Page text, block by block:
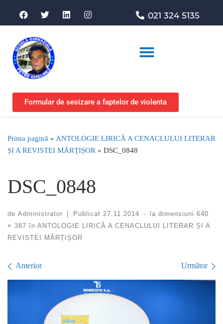
021 324 5135
Formular de sesizare a faptelor de violenta
Prima pagină » ANTOLOGIE LIRICĂ A CENACLULUI LITERAR
ȘI A REVISTEI MĂRȚIȘOR » DSC_0848
DSC_0848
de Administrator | Publicat 27.11.2014 - la dimensiuni 640
× 387 în ANTOLOGIE LIRICĂ A CENACLULUI LITERAR ȘI A
REVISTEI MĂRȚIȘOR
Navigare în imagini
Anterior Următor